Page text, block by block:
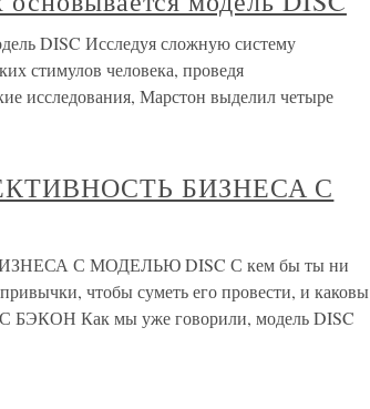
DISC Исследуя сложную систему
стимулов человека, проведя
исследования, Марстон выделил четыре
БИЗНЕСА С
С МОДЕЛЬЮ DISC С кем бы ты ни
чтобы суметь его провести, и каковы
БЭКОН Как мы уже говорили, модель DISC